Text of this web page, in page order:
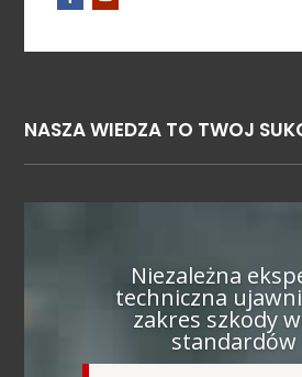
NASZA WIEDZA TO TWOJ
Niezależna
techniczna
zakres szkody
standardów